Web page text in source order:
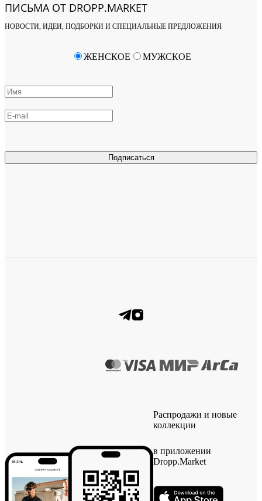
ПИСЬМА ОТ DROPP.MARKET
НОВОСТИ, ИДЕИ, ПОДБОРКИ И СПЕЦИАЛЬНЫЕ ПРЕДЛОЖЕНИЯ
Подписаться
ЖЕНСКОЕ МУЖСКОЕ
Распродажи и новые
коллекции
в приложении
Dropp.Market